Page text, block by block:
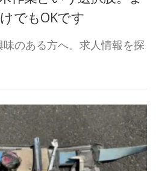
でもOKです
のある方へ。求人情報を探